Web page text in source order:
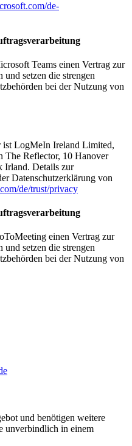
de-
Teams einen Vertrag zur
und setzen die strengen
bei der Nutzung von
LogMeIn Ireland Limited,
The Reflector, 10 Hanover
Irland. Details zur
Datenschutzerklärung von
de/trust/privacy
einen Vertrag zur
und setzen die strengen
bei der Nutzung von
und benötigen weitere
unverbindlich in einem